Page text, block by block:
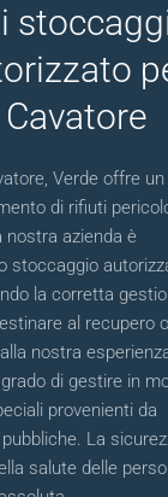
Verde offre un
di rifiuti
nostra azienda è
stoccaggio
la corretta
al recupero
nostra
di gestire in
provenienti da
La
salute delle